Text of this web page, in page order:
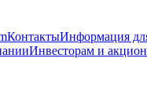
КонтактыИнформация
Инвесторам и